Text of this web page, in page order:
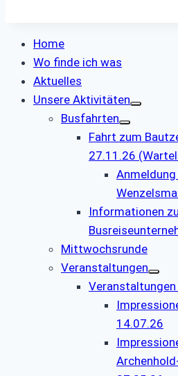
Home
Wo finde ich was
Aktuelles
Unsere Aktivitäten
Busfahrten
Fahrt zum
27.11.26
Informationen
Mittwochsrunde
Veranstaltungen
14.07.26